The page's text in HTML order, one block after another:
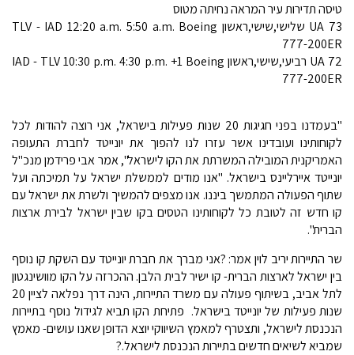
טיסה תדירות עיר המראה נחיתה מטוס
UA 73 שלישי,שישי,ראשון TLV - IAD 12:20 a.m. 5:50 a.m. Boeing
777-200ER
UA 72 רביעי,שישי,ראשון IAD - TLV 10:30 p.m. 4:30 p.m. +1 Boeing
777-200ER
"בעמדנו בפני חגיגות 20 שנות פעילות בישראל, אני רוצה להודות לכל
לקוחותינו ועובדינו אשר עזרו לנו להפוך את יונייטד לחברת התעופה
האמריקנית המובילה המשרתת את הקו לישראל", אמר אבי פרידמן מנכ"ל
יונייטד איירליינס בישראל. "אנו מודים לממשלת ישראל על תמיכתה ועל
שתוף הפעולה המתמשך ביננו. אנו מצפים להמשיך ולשרת את ישראל עם
קו חדש זה לטובת כל לקוחותינו הטסים בקו שבין ישראל לבירת ארצות
הברית".
שר התיירות יריב לוין אמר: ?אני מברך את חברת יונייטד עם השקת קו נוסף
בין ישראל לארצות הברית- קו ישיר לבית הלבן. ההכרזה על הקו מוושינגטון
לתל אביב, בשיתוף פעולה עם משרד התיירות, הינה דרך נפלאה לציין 20
שנות פעילות של יונייטד בישראל. פתיחת הקו תביא לגידול נוסף בתיירות
הנכנסת לישראל, ותצטרף למאמץ השיווקי יוצא הדופן שאנו עושים- מאמץ
שמביא לשיאים חדשים בתיירות הנכנסת לישראל.?